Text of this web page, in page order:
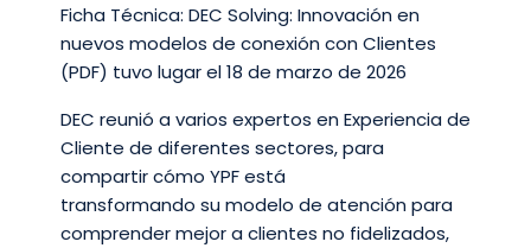
Ficha Técnica: DEC Solving: Innovación en
nuevos modelos de conexión con Clientes
(PDF) tuvo lugar el 18 de marzo de 2026
DEC reunió a varios expertos en Experiencia de
Cliente de diferentes sectores, para
compartir cómo YPF está
transformando su modelo de atención para
comprender mejor a clientes no fidelizados,